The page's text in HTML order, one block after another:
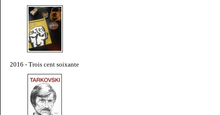
2016 - Trois cent soixante